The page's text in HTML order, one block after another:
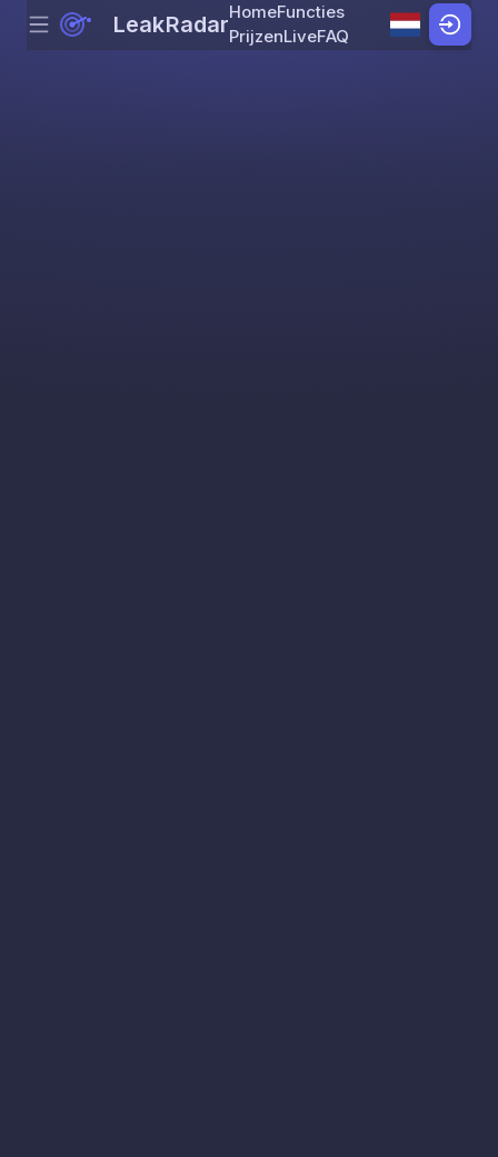
Skip to content
Menu LeakRadarHomeFuncties
PrijzenLiveFAQ